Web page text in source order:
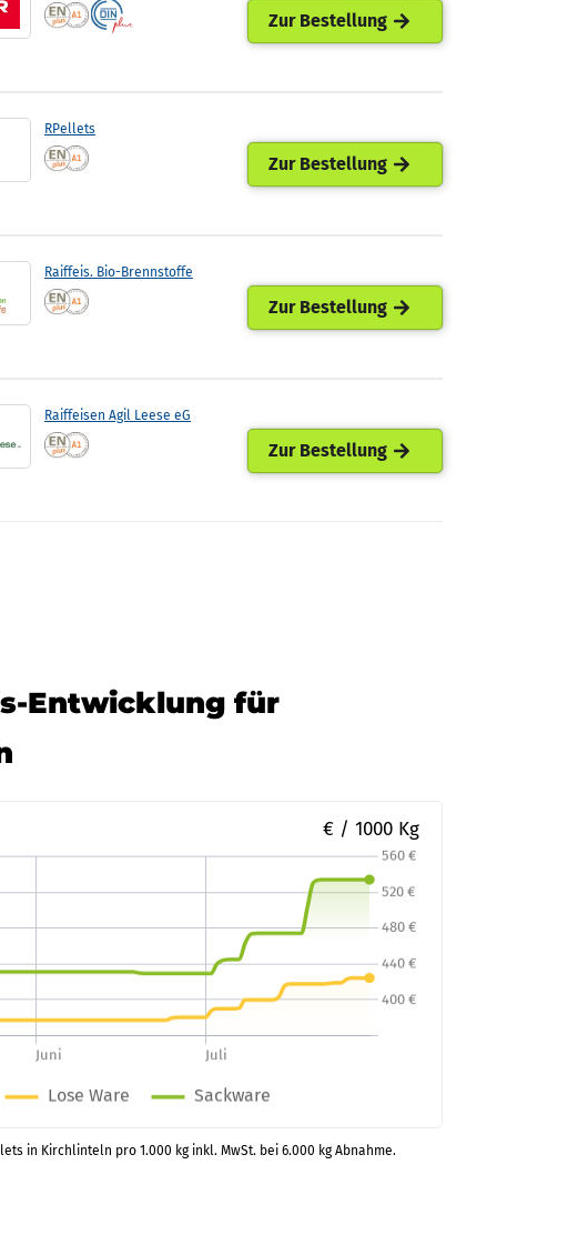
Zur Bestellung
RPellets
Zur Bestellung
Raiffeis. Bio-Brennstoffe
Zur Bestellung
Raiffeisen Agil Leese eG
Zur Bestellung
Entwicklung für
€ / 1000 Kg
in Kirchlinteln pro 1.000 kg inkl. MwSt. bei 6.000 kg Abnahme.